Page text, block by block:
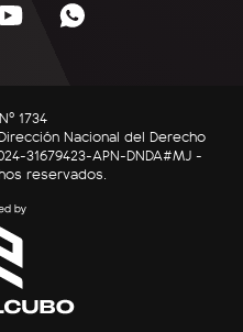
1734
Nacional del Derecho
31679423-APN-DNDA#MJ -
reservados.